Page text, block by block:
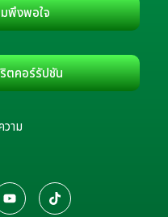
พึงพอใจ
ตคอร์รัปชัน
วาม